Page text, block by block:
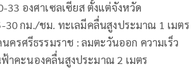
องศาเซลเซียส ตั้งแต่จังหวัด
30 กม./ชม. ทะเลมีคลื่นสูงประมาณ 1 เมตร
รศรีธรรมราช : ลมตะวันออก ความเร็ว
าคะนองคลื่นสูงประมาณ 2 เมตร